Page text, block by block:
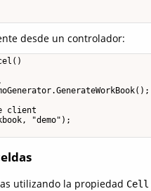
desde un controlador:
client
"demo");
utilizando la propiedad Cell